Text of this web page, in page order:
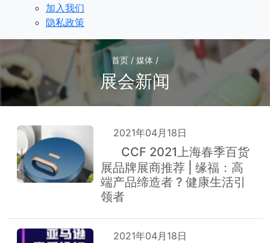
加入我们
隐私政策
首页 / 媒体 /
展会新闻
2021年04月18日
CCF 2021上海春季百货
展品牌展商推荐 | 缘福：高
端产品缔造者 ? 健康生活引
领者
2021年04月18日